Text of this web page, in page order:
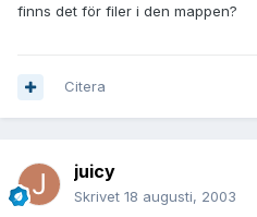
finns det för filer i den mappen?
Citera
juicy
Skrivet 18 augusti, 2003